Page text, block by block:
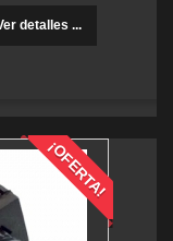
detalles ...
¡OFERTA!